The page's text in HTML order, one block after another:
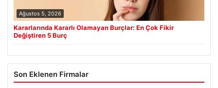
Ağustos 5, 2026
Kararlarında Kararlı Olamayan Burçlar: En Çok Fikir
Değiştiren 5 Burç
Son Eklenen Firmalar